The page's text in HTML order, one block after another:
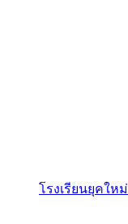
โรงเรียนยุคใหม่